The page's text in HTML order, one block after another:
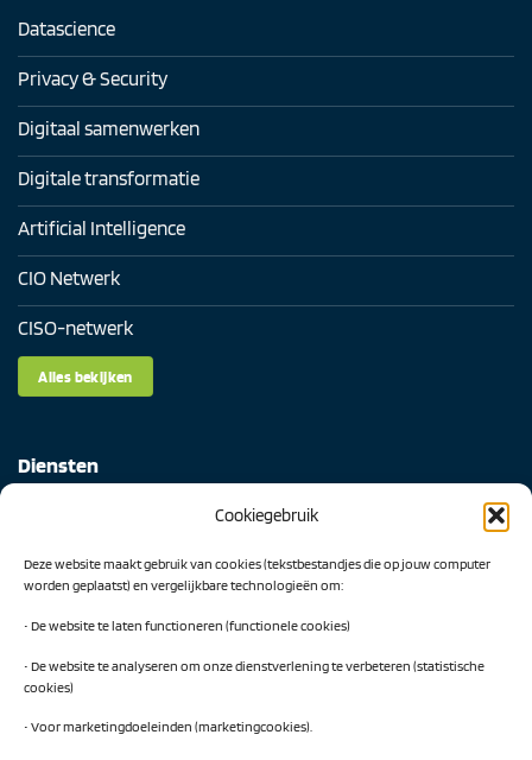
Cookiegebruik
Deze website maakt gebruik van cookies (tekstbestandjes die op jouw computer
worden geplaatst) en vergelijkbare technologieën om:
• De website te laten functioneren (functionele cookies)
• De website te analyseren om onze dienstverlening te verbeteren (statistische
cookies)
• Voor marketingdoeleinden (marketingcookies).
Datascience
Privacy & Security
Digitaal samenwerken
Digitale transformatie
Artificial Intelligence
CIO Netwerk
CISO-netwerk
Alles bekijken
Diensten
AI Readiness Scan
Traineeship SN Data & AI
Projecten